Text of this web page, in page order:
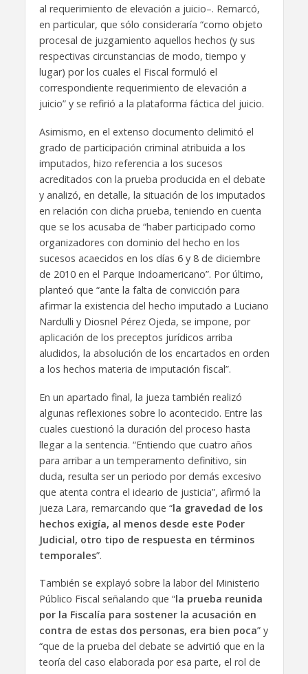
al requerimiento de elevación a juicio–. Remarcó,
en particular, que sólo consideraría “como objeto
procesal de juzgamiento aquellos hechos (y sus
respectivas circunstancias de modo, tiempo y
lugar) por los cuales el Fiscal formuló el
correspondiente requerimiento de elevación a
juicio” y se refirió a la plataforma fáctica del juicio.
Asimismo, en el extenso documento delimitó el
grado de participación criminal atribuida a los
imputados, hizo referencia a los sucesos
acreditados con la prueba producida en el debate
y analizó, en detalle, la situación de los imputados
en relación con dicha prueba, teniendo en cuenta
que se los acusaba de “haber participado como
organizadores con dominio del hecho en los
sucesos acaecidos en los días 6 y 8 de diciembre
de 2010 en el Parque Indoamericano”. Por último,
planteó que “ante la falta de convicción para
afirmar la existencia del hecho imputado a Luciano
Nardulli y Diosnel Pérez Ojeda, se impone, por
aplicación de los preceptos jurídicos arriba
aludidos, la absolución de los encartados en orden
a los hechos materia de imputación fiscal”.
En un apartado final, la jueza también realizó
algunas reflexiones sobre lo acontecido. Entre las
cuales cuestionó la duración del proceso hasta
llegar a la sentencia. “Entiendo que cuatro años
para arribar a un temperamento definitivo, sin
duda, resulta ser un periodo por demás excesivo
que atenta contra el ideario de justicia”, afirmó la
jueza Lara, remarcando que “la gravedad de los
hechos exigía, al menos desde este Poder
Judicial, otro tipo de respuesta en términos
temporales”.
También se explayó sobre la labor del Ministerio
Público Fiscal señalando que “la prueba reunida
por la Fiscalía para sostener la acusación en
contra de estas dos personas, era bien poca” y
“que de la prueba del debate se advirtió que en la
teoría del caso elaborada por esa parte, el rol de